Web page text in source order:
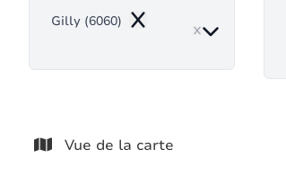
Gilly (6060) Remove
Vue de la carte